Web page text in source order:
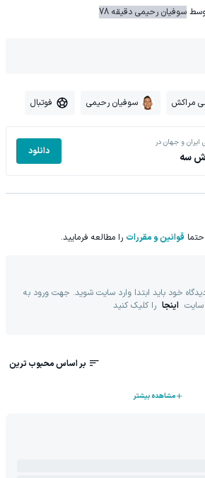
سوفیان رحیمی دقیقه 78
مراکش سوفیان رحیمی فوتبال
ایران و جهان در
سه دانلود
قوانین و مقررات را مطالعه فرمایید.
خود باید ابتدا وارد سایت شوید. جهت ورود به
سایت اینجا را کلیک کنید
بر اساس محبوب ترین
مشاهده بیشتر